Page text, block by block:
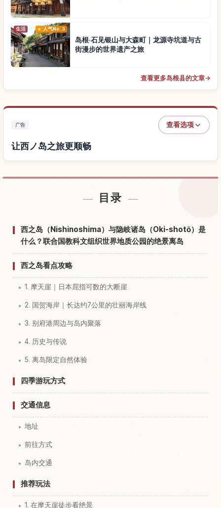
生活 人气No.3
岛根·石见银山与大森町｜龙源寺坑道与古
街漫步的世界遗产之旅
查看更多岛根县的文章→
广告 查看选项
让西ノ岛之旅更顺畅
目录
西之岛（Nishinoshima）与隐岐诸岛（Oki-shotō）是
什么？联合国教科文组织世界地质公园的绝景离岛
西之岛看点攻略
1. 摩天崖｜日本屈指可数的大断崖
2. 国贺海岸｜长达约7公里的壮丽海岸线
3. 别府港周边与岛内聚落
4. 历史与传说
5. 离岛限定自然体验
四季游玩方式
交通信息
地址
前往方式
岛内交通
推荐玩法
1. 在摩天崖徒步看绝景